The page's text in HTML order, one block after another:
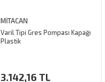
MİTACAN
Varil Tipi Gres Pompası Kapağı
Plastik
3.142,16 TL